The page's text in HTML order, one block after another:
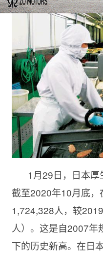
1月29日，日本厚
截至2020年10月底
1,724,328人，较
人）。这是自2007年
下的历史新高。在日